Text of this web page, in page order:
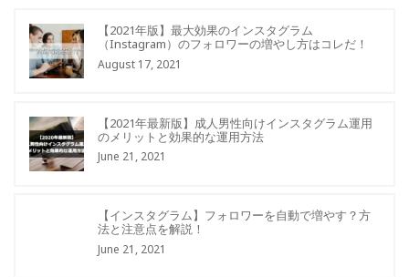
【2021年版】最大効果のインスタグラム
（Instagram）のフォロワーの増やし方はコレだ！
August 17, 2021
【2021年最新版】成人男性向けインスタグラム運用
のメリットと効果的な運用方法
June 21, 2021
【インスタグラム】フォロワーを自動で増やす？方
法と注意点を解説！
June 21, 2021